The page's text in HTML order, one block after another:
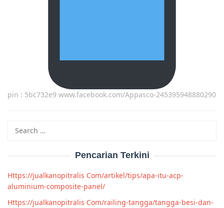
pin : 5bc732e9 www.facebook.com/Appasco-245395948880290
Pencarian Terkini
Https://jualkanopitralis Com/artikel/tips/apa-itu-acp-
aluminium-composite-panel/
Https://jualkanopitralis Com/railing-tangga/tangga-besi-dan-